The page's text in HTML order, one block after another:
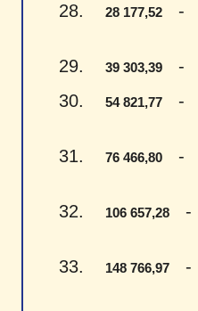
28.
28 177,52 -
29. 39 303,39
-
30.
54 821,77 -
31. 76 466,80 -
32. 106 657,28 -
33. 148 766,97 -